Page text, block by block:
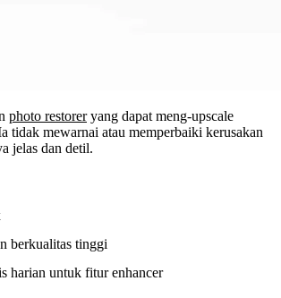
photo restoreryang dapat meng-upscale
tidak mewarnai atau memperbaiki kerusakan
jelas dan detil.
berkualitas tinggi
harian untuk fitur enhancer